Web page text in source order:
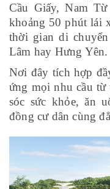
Cầu Giấy, Nam
khoảng 50 phút lái
thời gian di
Lâm hay Hưng Yên.
Nơi đây tích hợp
ứng mọi nhu cầu từ
sóc sức khỏe, ăn
đồng cư dân cùng